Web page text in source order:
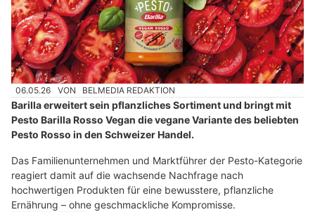
06.05.26 VON BELMEDIA REDAKTION
Barilla erweitert sein pflanzliches Sortiment und bringt mit
Pesto Barilla Rosso Vegan die vegane Variante des beliebten
Pesto Rosso in den Schweizer Handel.
Das Familienunternehmen und Marktführer der Pesto-Kategorie
reagiert damit auf die wachsende Nachfrage nach
hochwertigen Produkten für eine bewusstere, pflanzliche
Ernährung – ohne geschmackliche Kompromisse.